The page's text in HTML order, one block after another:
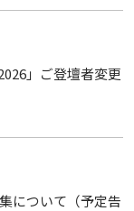
」ご登壇者変更
について（予定告